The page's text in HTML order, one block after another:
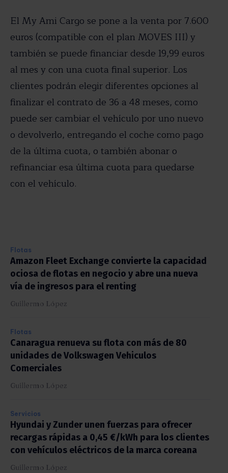
El My Ami Cargo se pone a la venta por 7.600
euros (compatible con el plan MOVES III) y
también se puede financiar desde 19,99 euros
al mes y con una cuota final superior. Los
clientes podrán elegir diferentes opciones al
finalizar el contrato de 36 a 48 meses, como
puede ser cambiar el vehículo por uno nuevo
o devolverlo, entregando el coche como pago
de la última cuota, o también abonar o
refinanciar esa última cuota para quedarse
con el vehículo.
Flotas
Amazon Fleet Exchange convierte la capacidad
ociosa de flotas en negocio y abre una nueva
vía de ingresos para el renting
Guillermo López
Flotas
Canaragua renueva su flota con más de 80
unidades de Volkswagen Vehiculos
Comerciales
Guillermo López
Servicios
Hyundai y Zunder unen fuerzas para ofrecer
recargas rápidas a 0,45 €/kWh para los clientes
con vehículos eléctricos de la marca coreana
Guillermo López